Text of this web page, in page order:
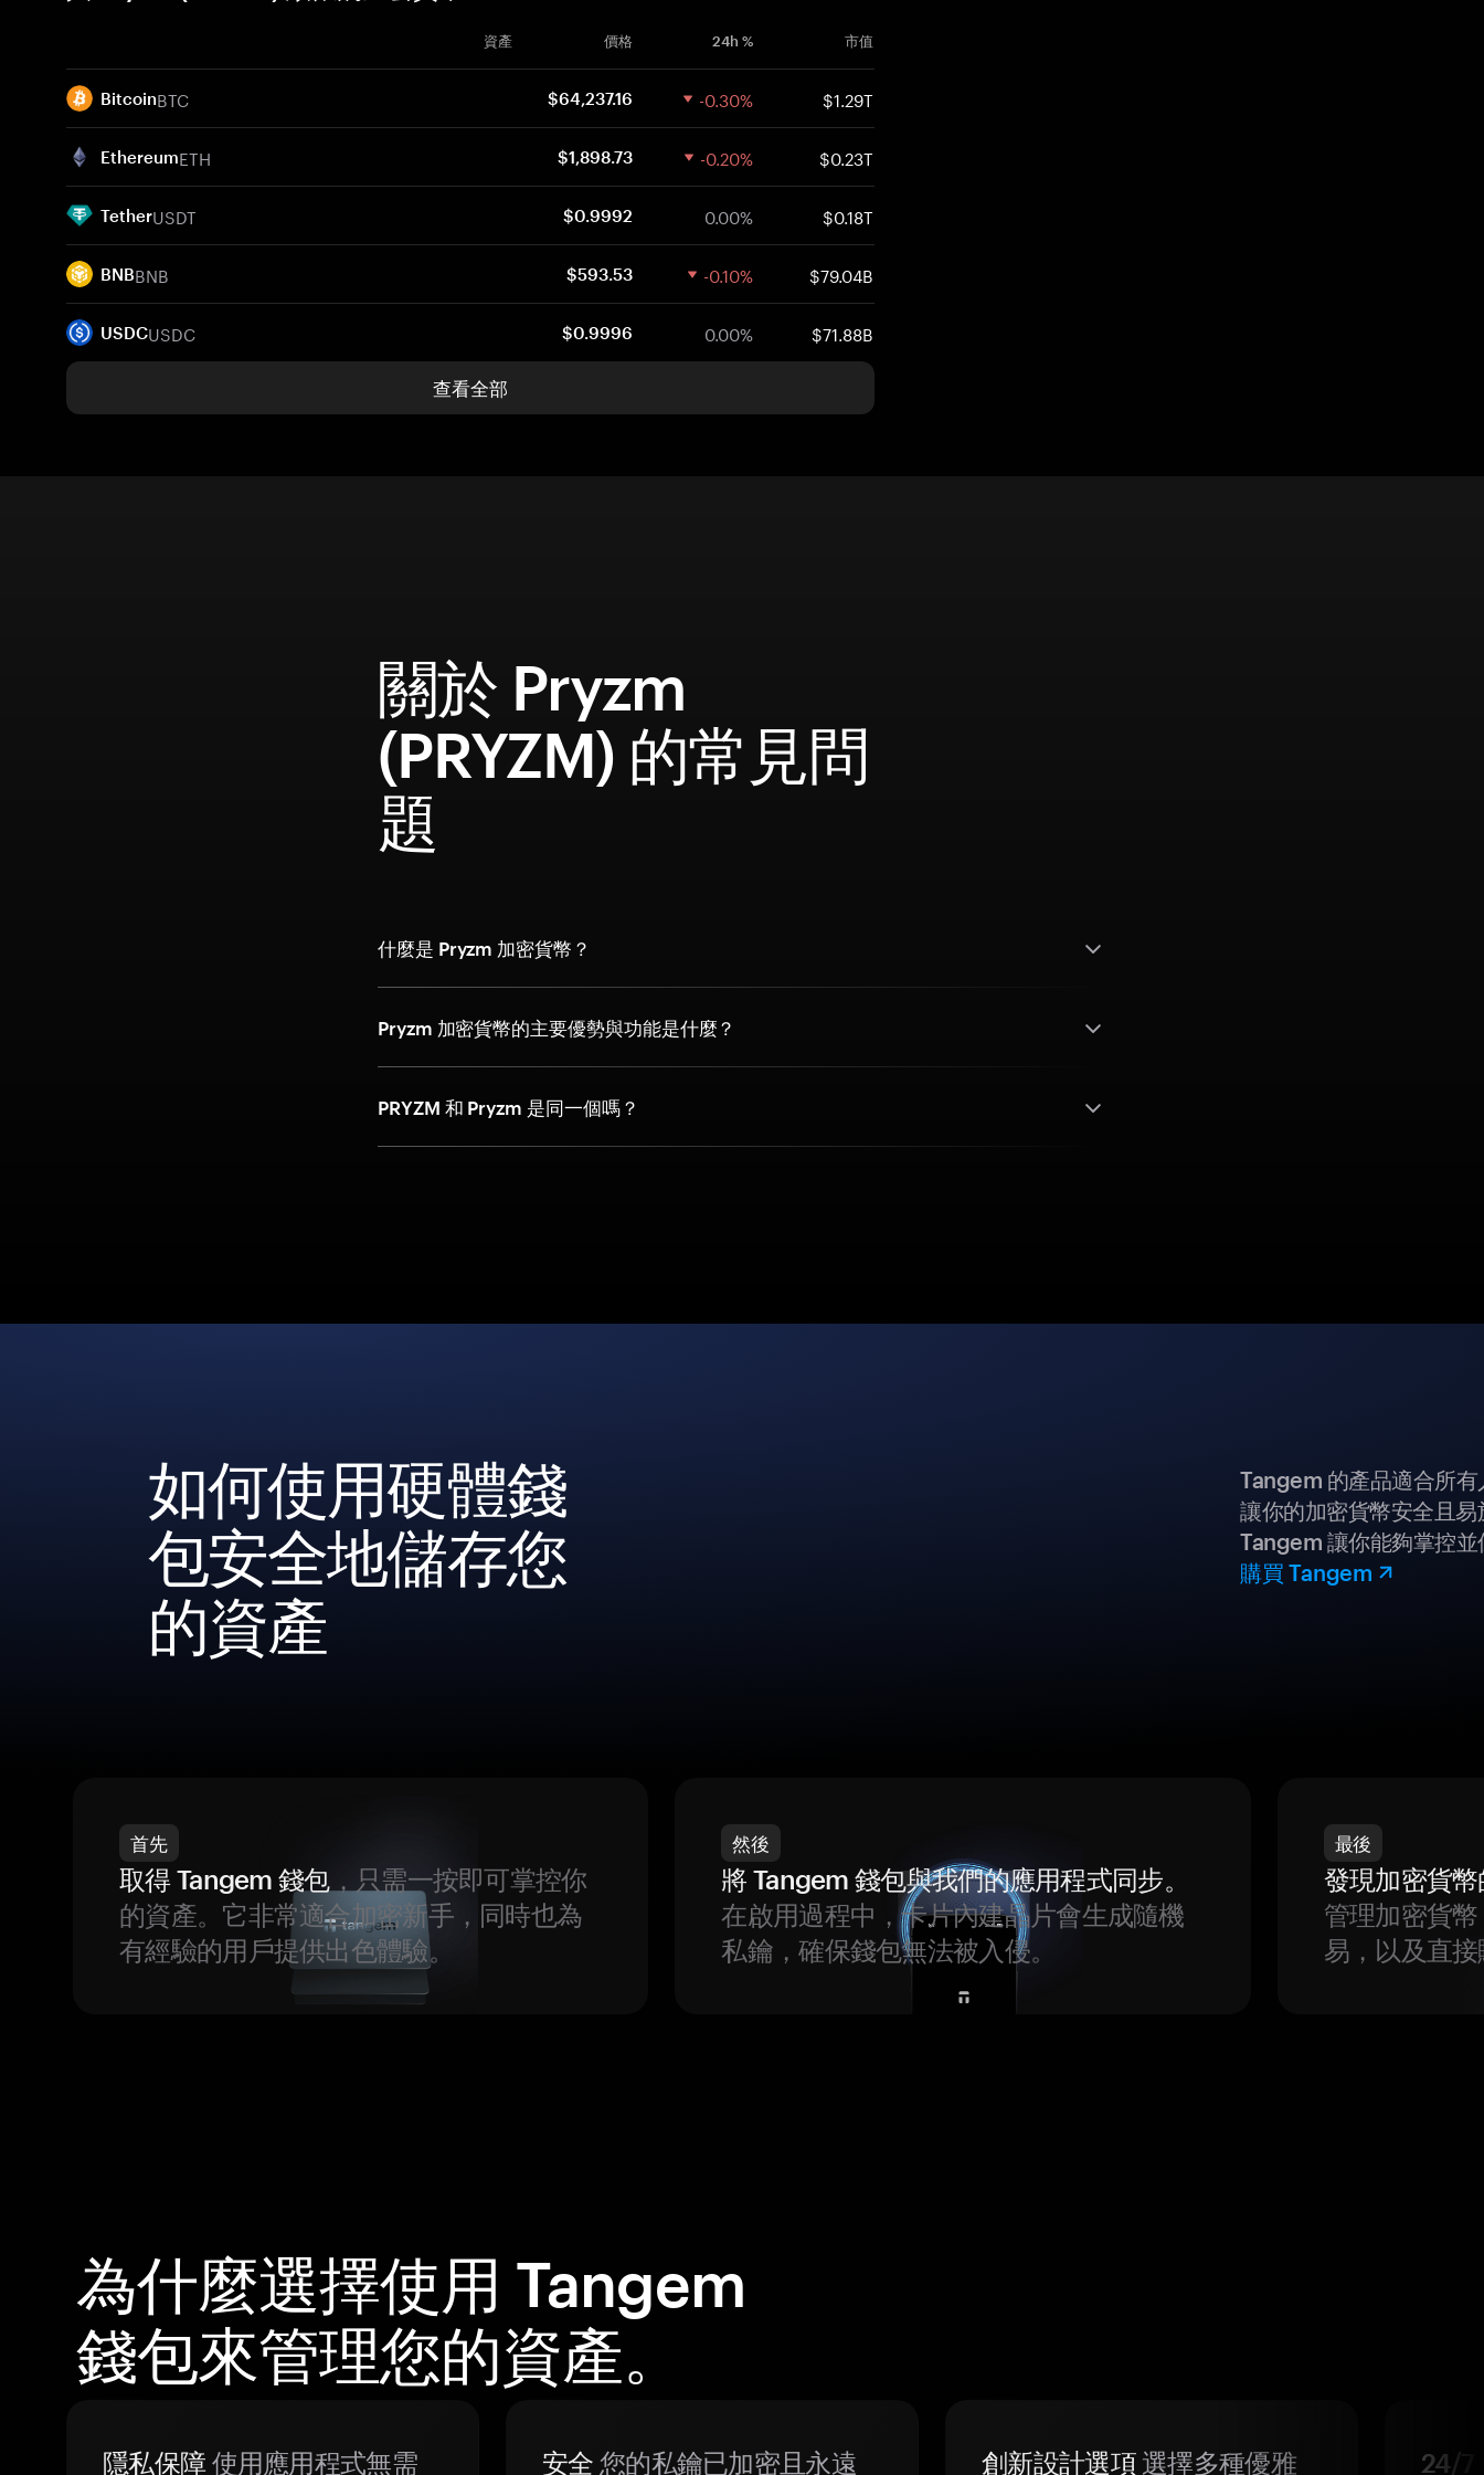
資產 價格 24h % 市值
BitcoinBTC $64,237.16 -0.30% $1.29T
EthereumETH $1,898.73 -0.20% $0.23T
TetherUSDT $0.9992 0.00% $0.18T
BNBBNB $593.53 -0.10% $79.04B
USDCUSDC $0.9996 0.00% $71.88B
查看全部
關於 Pryzm
(PRYZM) 的常見問
題
什麼是 Pryzm 加密貨幣？
Pryzm 加密貨幣的主要優勢與功能是什麼？
PRYZM 和 Pryzm 是同一個嗎？
如何使用硬體錢
包安全地儲存您
的資產
Tangem 的產品適合所
讓你的加密貨幣安全且
Tangem 讓你能夠掌控
購買 Tangem
首先
取得 Tangem 錢包，只需一按即可掌控你
的資產。它非常適合加密新手，同時也為
有經驗的用戶提供出色體驗。
然後
將 Tangem 錢包與我們的應用程式同步。
在啟用過程中，卡片內建晶片會生成隨機
私鑰，確保錢包無法被入侵。
最後
發現加密貨
管理加密貨
易，以及直
為什麼選擇使用 Tangem
錢包來管理您的資產。
隱私保障使用應用程式無需 安全 您的私鑰已加密且永遠 創新設計選項選擇多種優雅 24/7